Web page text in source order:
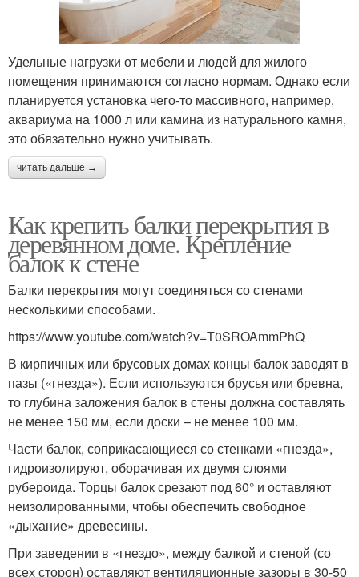
Балочные перекрытия
Перекрытия на
балочных опорах
Перекрытия в
кирпичном доме
Перекрытия на
чердака
мауэрлату
Перекрытия в
каркасном доме
Потолочное
Перекрытие в
каркасном доме
Требования к
перекрытиям
Перекрытие из бетона
Перекрытие в
многоквартирном доме
Межэтажные плиты
Монолитно-бетонные
перекрытия
Удельные нагрузки от мебели и людей для жилого
помещения принимаются согласно нормам. Однако если
планируется установка чего-то массивного, например,
аквариума на 1000 л или камина из натурального камня,
это обязательно нужно учитывать.
читать дальше →
Как крепить балки перекрытия в
деревянном доме. Крепление
балок к стене
Балки перекрытия могут соединяться со стенами
несколькими способами.
https://www.youtube.com/watch?v=T0SROAmmPhQ
В кирпичных или брусовых домах концы балок заводят в
пазы («гнезда»). Если используются брусья или бревна,
то глубина заложения балок в стены должна составлять
не менее 150 мм, если доски – не менее 100 мм.
Части балок, соприкасающиеся со стенками «гнезда»,
гидроизолируют, оборачивая их двумя слоями
рубероида. Торцы балок срезают под 60° и оставляют
неизолированными, чтобы обеспечить свободное
«дыхание» древесины.
При заведении в «гнездо», между балкой и стеной (со
всех сторон) оставляют вентиляционные зазоры в 30-50